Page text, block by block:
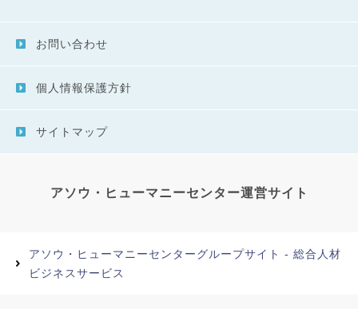
お問い合わせ
個人情報保護方針
サイトマップ
アソウ・ヒューマニーセンター運営サイト
アソウ・ヒューマニーセンターグループサイト - 総合人材
ビジネスサービス